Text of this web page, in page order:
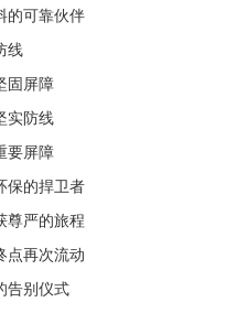
的可靠伙伴
线
固屏障
实防线
要屏障
保的捍卫者
尊严的旅程
点再次流动
告别仪式